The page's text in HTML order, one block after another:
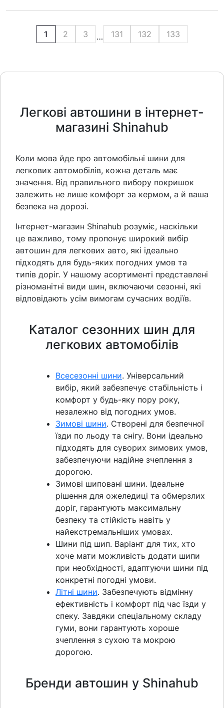
1 2 3 … 131 132 133
Легкові автошини в інтернет-
магазині Shinahub
Коли мова йде про автомобільні шини для
легкових автомобілів, кожна деталь має
значення. Від правильного вибору покришок
залежить не лише комфорт за кермом, а й ваша
безпека на дорозі.
Інтернет-магазин Shinahub розуміє, наскільки
це важливо, тому пропонує широкий вибір
автошин для легкових авто, які ідеально
підходять для будь-яких погодних умов та
типів доріг. У нашому асортименті представлені
різноманітні види шин, включаючи сезонні, які
відповідають усім вимогам сучасних водіїв.
Каталог сезонних шин для
легкових автомобілів
Всесезонні шини. Універсальний
вибір, який забезпечує стабільність і
комфорт у будь-яку пору року,
незалежно від погодних умов.
Зимові шини. Створені для безпечної
їзди по льоду та снігу. Вони ідеально
підходять для суворих зимових умов,
забезпечуючи надійне зчеплення з
дорогою.
Зимові шиповані шини. Ідеальне
рішення для ожеледиці та обмерзлих
доріг, гарантують максимальну
безпеку та стійкість навіть у
найекстремальніших умовах.
Шини під шип. Варіант для тих, хто
хоче мати можливість додати шипи
при необхідності, адаптуючи шини під
конкретні погодні умови.
Літні шини. Забезпечують відмінну
ефективність і комфорт під час їзди у
спеку. Завдяки спеціальному складу
гуми, вони гарантують хороше
зчеплення з сухою та мокрою
дорогою.
Бренди автошин у Shinahub